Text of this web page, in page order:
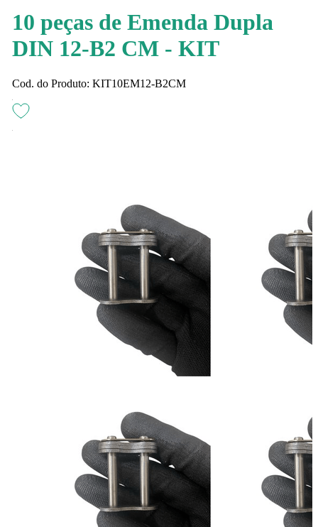
10 peças de Emenda Dupla
DIN 12-B2 CM - KIT
Cod. do Produto: KIT10EM12-B2CM